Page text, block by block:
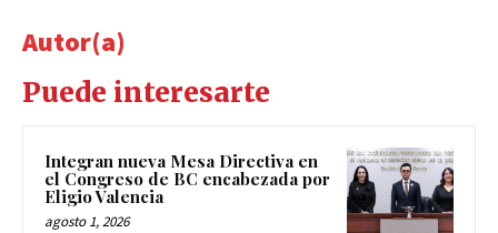
Autor(a)
Puede interesarte
Integran nueva Mesa Directiva en
el Congreso de BC encabezada por
Eligio Valencia
agosto 1, 2026